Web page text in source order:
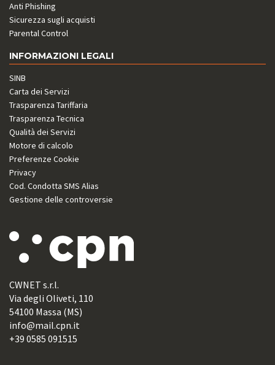
Anti Phishing
Sicurezza sugli acquisti
Parental Control
INFORMAZIONI LEGALI
SINB
Carta dei Servizi
Trasparenza Tariffaria
Trasparenza Tecnica
Qualità dei Servizi
Motore di calcolo
Preferenze Cookie
Privacy
Cod. Condotta SMS Alias
Gestione delle controversie
CWNET s.r.l.
Via degli Oliveti, 110
54100 Massa (MS)
info@mail.cpn.it
+39 0585 091515